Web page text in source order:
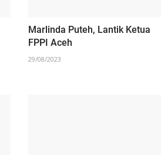
Marlinda Puteh, Lantik Ketua
FPPI Aceh
29/08/2023